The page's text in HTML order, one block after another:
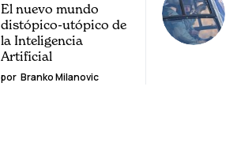
El nuevo mundo
distópico-utópico de
la Inteligencia
Artificial
por Branko Milanovic